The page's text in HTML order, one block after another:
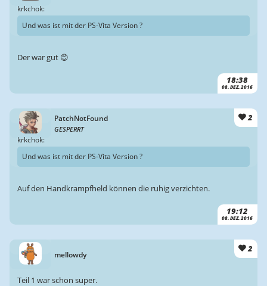
18:38
08. DEZ. 2016
krkchok:
Und was ist mit der PS-Vita Version ?
Der war gut 😊
PatchNotFound
GESPERRT
2
19:12
08. DEZ. 2016
krkchok:
Und was ist mit der PS-Vita Version ?
Auf den Handkrampfheld können die ruhig verzichten.
mellowdy
2
Teil 1 war schon super.